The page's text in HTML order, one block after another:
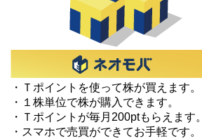
・Ｔポイントを使って株が買えます。
・１株単位で株が購入できます。
・Ｔポイントが毎月200ptもらえます。
・スマホで売買ができてお手軽です。